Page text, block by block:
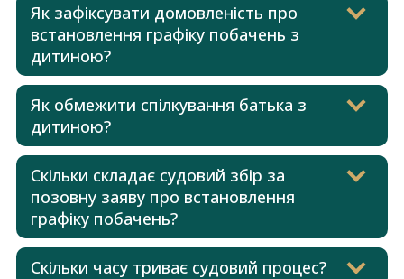
Як зафіксувати домовленість про
встановлення графіку побачень з
дитиною?
Як обмежити спілкування батька з
дитиною?
Скільки складає судовий збір за
позовну заяву про встановлення
графіку побачень?
Скільки часу триває судовий процес?